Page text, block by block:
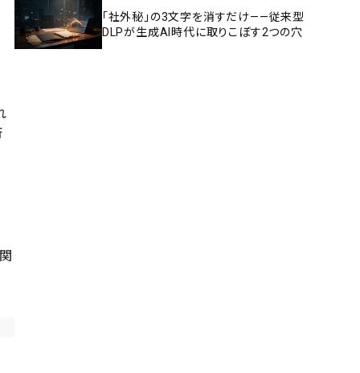
「社外秘」の3文字を消すだけ——従来型
DLPが生成AI時代に取りこぼす2つの穴